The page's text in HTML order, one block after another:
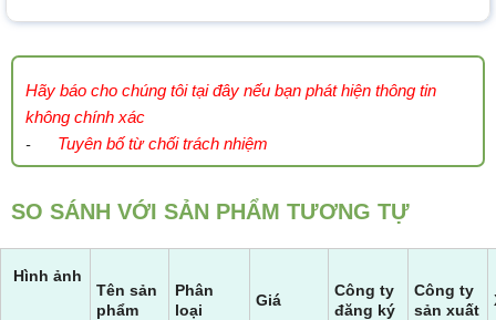
Hãy báo cho chúng tôi tại đây nếu bạn phát hiện thông tin
không chính xác
- Tuyên bố từ chối trách nhiệm
SO SÁNH VỚI SẢN PHẨM TƯƠNG TỰ
Hình ảnh
Tên sản
phẩm
Phân
loại
Giá
Công ty
đăng ký
Công ty
sản xuất